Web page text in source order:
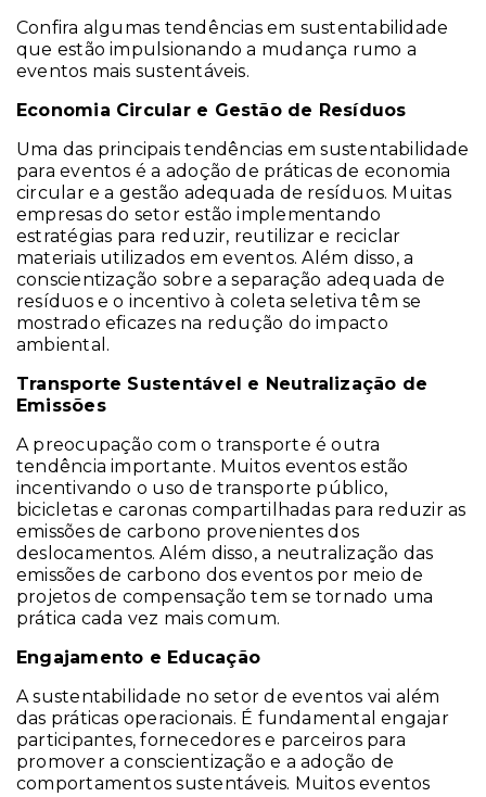
Confira algumas tendências em sustentabilidade
que estão impulsionando a mudança rumo a
eventos mais sustentáveis.
Economia Circular e Gestão de Resíduos
Uma das principais tendências em sustentabilidade
para eventos é a adoção de práticas de economia
circular e a gestão adequada de resíduos. Muitas
empresas do setor estão implementando
estratégias para reduzir, reutilizar e reciclar
materiais utilizados em eventos. Além disso, a
conscientização sobre a separação adequada de
resíduos e o incentivo à coleta seletiva têm se
mostrado eficazes na redução do impacto
ambiental.
Transporte Sustentável e Neutralização de
Emissões
A preocupação com o transporte é outra
tendência importante. Muitos eventos estão
incentivando o uso de transporte público,
bicicletas e caronas compartilhadas para reduzir as
emissões de carbono provenientes dos
deslocamentos. Além disso, a neutralização das
emissões de carbono dos eventos por meio de
projetos de compensação tem se tornado uma
prática cada vez mais comum.
Engajamento e Educação
A sustentabilidade no setor de eventos vai além
das práticas operacionais. É fundamental engajar
participantes, fornecedores e parceiros para
promover a conscientização e a adoção de
comportamentos sustentáveis. Muitos eventos